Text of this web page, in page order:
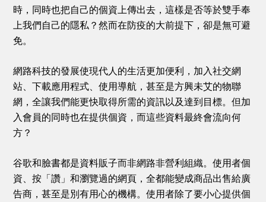
時，同時也把自己的個資上傳出去，這樣是否等於雙手奉
上我們自己的隱私？然而在防疫的大前提下，卻是無可避
免。
網路科技的發展使現代人的生活更加便利，加入社交網
站、下載應用程式、使用導航，甚至是方興未艾的物聯
網，全讓我們能更快取得所需的資訊以及達到目標。但加
入會員的同時也在提供個資，而這些資料最終會流向何
方？
谷歌和臉書都是資料販子而非網路非營利組織。使用者個
資、按「讚」和瀏覽過的網頁，全都能變成商品出售給廣
告商，甚至是別有用心的機構。使用者除了要小心提供個